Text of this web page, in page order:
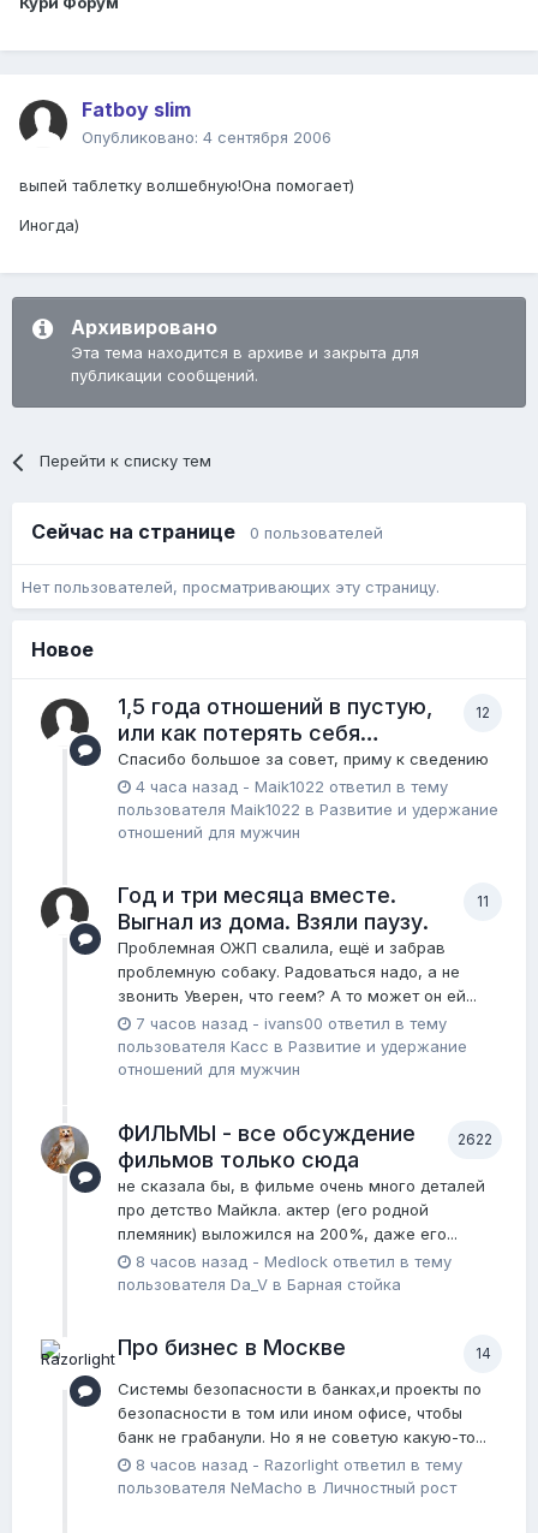
Fatboy slim
Опубликовано: 4 сентября 2006
выпей таблетку волшебную!Она помогает)
Иногда)
Архивировано
Эта тема находится в архиве и закрыта для
публикации сообщений.
Перейти к списку тем
Сейчас на странице 0 пользователей
Нет пользователей, просматривающих эту страницу.
Новое
12
1,5 года отношений в пустую,
или как потерять себя…
Спасибо большое за совет, приму к сведению
4 часа назад - Maik1022 ответил в тему
пользователя Maik1022 в Pазвитие и удержание
отношений для мужчин
11
Год и три месяца вместе.
Выгнал из дома. Взяли паузу.
Проблемная ОЖП свалила, ещё и забрав
проблемную собаку. Радоваться надо, а не
звонить Уверен, что геем? А то может он ей...
7 часов назад - ivans00 ответил в тему
пользователя Касс в Pазвитие и удержание
отношений для мужчин
2622
ФИЛЬМЫ - все обсуждение
фильмов только сюда
не сказала бы, в фильме очень много деталей
про детство Майкла. актер (его родной
племяник) выложился на 200%, даже его...
8 часов назад - Medlock ответил в тему
пользователя Da_V в Барная стойка
14
Про бизнес в Москве
Системы безопасности в банках,и проекты по
безопасности в том или ином офисе, чтобы
банк не грабанули. Но я не советую какую-то...
8 часов назад - Razorlight ответил в тему
пользователя NeMacho в Личностный рост